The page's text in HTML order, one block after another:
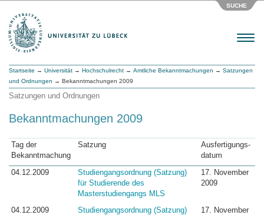
SUCHE
Menu
Startseite → Universität → Hochschulrecht → Amtliche Bekanntmachungen → Satzungen
und Ordnungen → Bekanntmachungen 2009
Satzungen und Ordnungen
Bekanntmachungen 2009
Tag der
Bekanntmachung
Satzung
Ausfertigungs-
datum
04.12.2009
Studiengangsordnung (Satzung)
für Studierende des
Masterstudiengangs MLS
17. November
2009
04.12.2009
Studiengangsordnung (Satzung)
17. November